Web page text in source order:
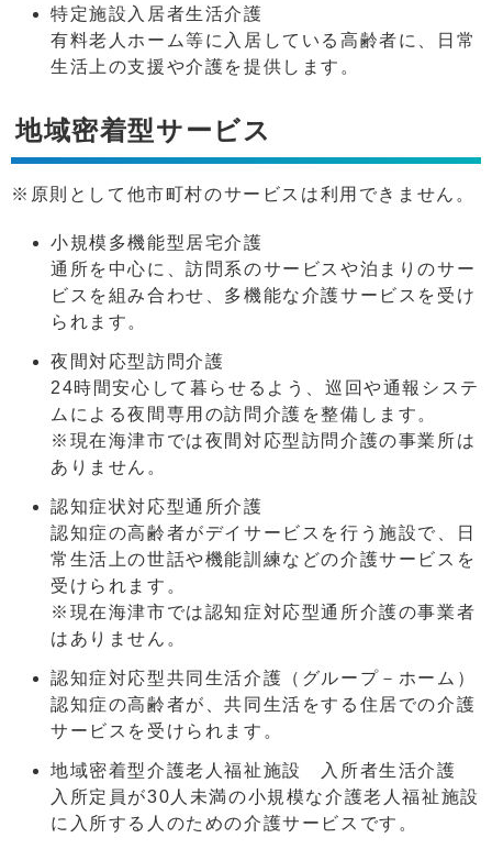
特定施設入居者生活介護
有料老人ホーム等に入居している高齢者に、日常
生活上の支援や介護を提供します。
地域密着型サービス
※原則として他市町村のサービスは利用できません。
小規模多機能型居宅介護
通所を中心に、訪問系のサービスや泊まりのサー
ビスを組み合わせ、多機能な介護サービスを受け
られます。
夜間対応型訪問介護
24時間安心して暮らせるよう、巡回や通報システ
ムによる夜間専用の訪問介護を整備します。
※現在海津市では夜間対応型訪問介護の事業所は
ありません。
認知症状対応型通所介護
認知症の高齢者がデイサービスを行う施設で、日
常生活上の世話や機能訓練などの介護サービスを
受けられます。
※現在海津市では認知症対応型通所介護の事業者
はありません。
認知症対応型共同生活介護（グループ－ホーム）
認知症の高齢者が、共同生活をする住居での介護
サービスを受けられます。
地域密着型介護老人福祉施設 入所者生活介護
入所定員が30人未満の小規模な介護老人福祉施設
に入所する人のための介護サービスです。